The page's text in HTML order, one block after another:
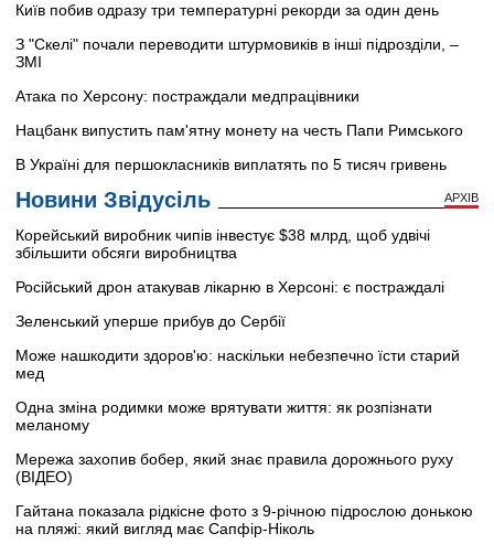
Київ побив одразу три температурні рекорди за один день
З "Скелі" почали переводити штурмовиків в інші підрозділи, –
ЗМІ
Атака по Херсону: постраждали медпрацівники
Нацбанк випустить пам'ятну монету на честь Папи Римського
В Україні для першокласників виплатять по 5 тисяч гривень
Новини Звідусіль АРХІВ
Корейський виробник чипів інвестує $38 млрд, щоб удвічі
збільшити обсяги виробництва
Російський дрон атакував лікарню в Херсоні: є постраждалі
Зеленський уперше прибув до Сербії
Може нашкодити здоров'ю: наскільки небезпечно їсти старий
мед
Одна зміна родимки може врятувати життя: як розпізнати
меланому
Мережа захопив бобер, який знає правила дорожнього руху
(ВІДЕО)
Гайтана показала рідкісне фото з 9-річною підрослою донькою
на пляжі: який вигляд має Сапфір-Ніколь